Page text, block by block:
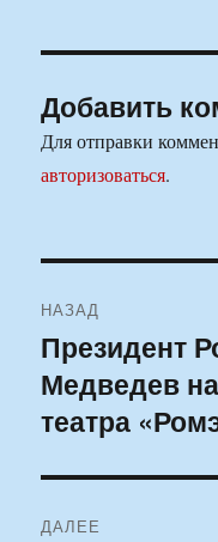
Добавить
Для отправки
авторизоваться.
по
записям
НАЗАД
Предыдущая
запись:
Президент
Медведев
театра
ДАЛЕЕ